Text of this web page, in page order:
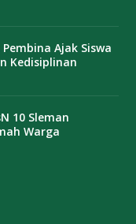
Ajak Siswa
Kedisiplinan
10 Sleman
Warga